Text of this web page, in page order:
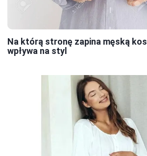
Na którą stronę zapina męską
wpływa na styl